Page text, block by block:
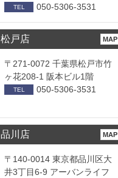
TEL 050-5306-3531
松戸店 MAP
〒271-0072 千葉県松戸市竹
ヶ花208-1 阪本ビル1階
TEL 050-5306-3531
品川店 MAP
〒140-0014 東京都品川区大
井3丁目6-9 アーバンライフ